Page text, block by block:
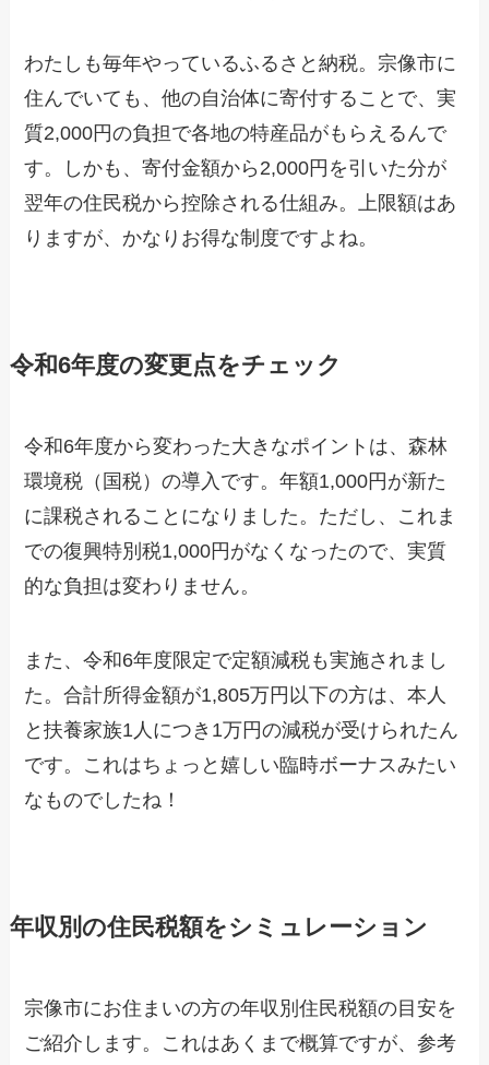
わたしも毎年やっているふるさと納税。宗像市に
住んでいても、他の自治体に寄付することで、実
質2,000円の負担で各地の特産品がもらえるんで
す。しかも、寄付金額から2,000円を引いた分が
翌年の住民税から控除される仕組み。上限額はあ
りますが、かなりお得な制度ですよね。
令和6年度の変更点をチェック
令和6年度から変わった大きなポイントは、森林
環境税（国税）の導入です。年額1,000円が新た
に課税されることになりました。ただし、これま
での復興特別税1,000円がなくなったので、実質
的な負担は変わりません。
また、令和6年度限定で定額減税も実施されまし
た。合計所得金額が1,805万円以下の方は、本人
と扶養家族1人につき1万円の減税が受けられたん
です。これはちょっと嬉しい臨時ボーナスみたい
なものでしたね！
年収別の住民税額をシミュレーション
宗像市にお住まいの方の年収別住民税額の目安を
ご紹介します。これはあくまで概算ですが、参考